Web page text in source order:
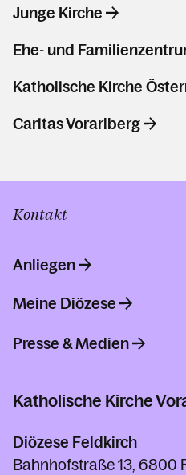
Junge Kirche
Ehe- und
Katholische Kirche
Caritas Vorarlberg
Kontakt
Anliegen
Meine Diözese
Presse & Medien
Katholische Kirche
Diözese Feldkirch
Bahnhofstraße 13, 6800